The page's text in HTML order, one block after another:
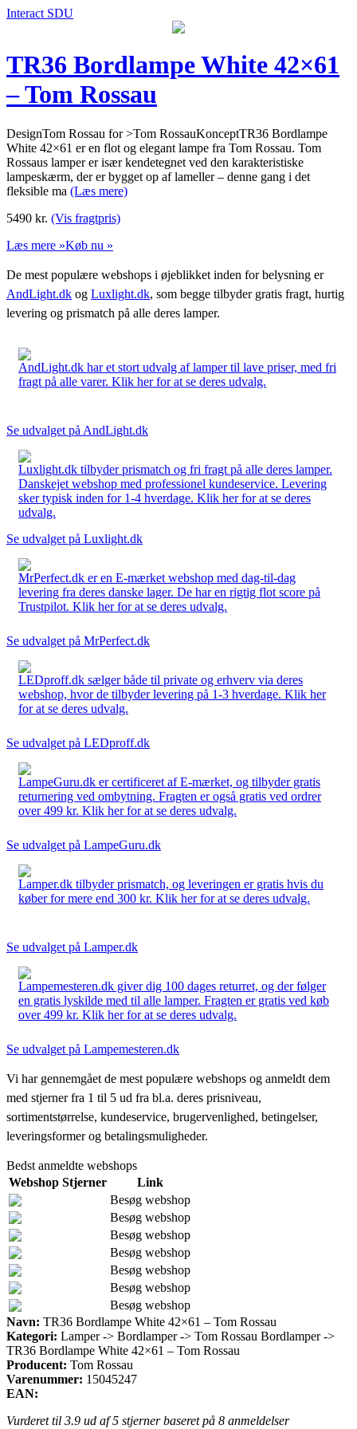
Interact SDU
TR36 Bordlampe White 42×61
– Tom Rossau
DesignTom Rossau for >Tom RossauKonceptTR36 Bordlampe
White 42×61 er en flot og elegant lampe fra Tom Rossau. Tom
Rossaus lamper er især kendetegnet ved den karakteristiske
lampeskærm, der er bygget op af lameller – denne gang i det
fleksible ma (Læs mere)
5490 kr. (Vis fragtpris)
Læs mere »Køb nu »
De mest populære webshops i øjeblikket inden for belysning er
AndLight.dk og Luxlight.dk, som begge tilbyder gratis fragt, hurtig
levering og prismatch på alle deres lamper.
AndLight.dk har et stort udvalg af lamper til lave priser, med fri
fragt på alle varer. Klik her for at se deres udvalg.
Se udvalget på AndLight.dk
Luxlight.dk tilbyder prismatch og fri fragt på alle deres lamper.
Danskejet webshop med professionel kundeservice. Levering
sker typisk inden for 1-4 hverdage. Klik her for at se deres
udvalg.
Se udvalget på Luxlight.dk
MrPerfect.dk er en E-mærket webshop med dag-til-dag
levering fra deres danske lager. De har en rigtig flot score på
Trustpilot. Klik her for at se deres udvalg.
Se udvalget på MrPerfect.dk
LEDproff.dk sælger både til private og erhverv via deres
webshop, hvor de tilbyder levering på 1-3 hverdage. Klik her
for at se deres udvalg.
Se udvalget på LEDproff.dk
LampeGuru.dk er certificeret af E-mærket, og tilbyder gratis
returnering ved ombytning. Fragten er også gratis ved ordrer
over 499 kr. Klik her for at se deres udvalg.
Se udvalget på LampeGuru.dk
Lamper.dk tilbyder prismatch, og leveringen er gratis hvis du
køber for mere end 300 kr. Klik her for at se deres udvalg.
Se udvalget på Lamper.dk
Lampemesteren.dk giver dig 100 dages returret, og der følger
en gratis lyskilde med til alle lamper. Fragten er gratis ved køb
over 499 kr. Klik her for at se deres udvalg.
Se udvalget på Lampemesteren.dk
Vi har gennemgået de mest populære webshops og anmeldt dem
med stjerner fra 1 til 5 ud fra bl.a. deres prisniveau,
sortimentstørrelse, kundeservice, brugervenlighed, betingelser,
leveringsformer og betalingsmuligheder.
Bedst anmeldte webshops
Webshop Stjerner
Link
Besøg webshop
Besøg webshop
Besøg webshop
Besøg webshop
Besøg webshop
Besøg webshop
Besøg webshop
Navn: TR36 Bordlampe White 42×61 – Tom Rossau
Kategori: Lamper -> Bordlamper -> Tom Rossau Bordlamper ->
TR36 Bordlampe White 42×61 – Tom Rossau
Producent: Tom Rossau
Varenummer: 15045247
EAN:
Vurderet til 3.9 ud af 5 stjerner baseret på 8 anmeldelser